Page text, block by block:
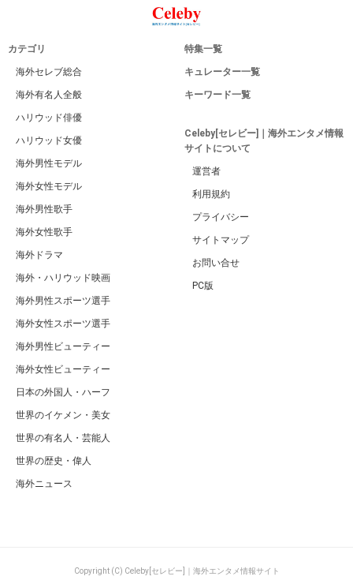
カテゴリ
海外セレブ総合
海外有名人全般
ハリウッド俳優
ハリウッド女優
海外男性モデル
海外女性モデル
海外男性歌手
海外女性歌手
海外ドラマ
海外・ハリウッド映画
海外男性スポーツ選手
海外女性スポーツ選手
海外男性ビューティー
海外女性ビューティー
日本の外国人・ハーフ
世界のイケメン・美女
世界の有名人・芸能人
世界の歴史・偉人
海外ニュース
特集一覧
キュレーター一覧
キーワード一覧
Celeby[セレビー]｜海外エンタメ情報
サイトについて
運営者
利用規約
プライバシー
サイトマップ
お問い合せ
PC版
Copyright (C) Celeby[セレビー]｜海外エンタメ情報サイト